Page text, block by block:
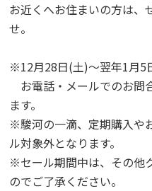
お近くへお住まいの方は、
せ。
※12月28日(土)～翌年1月5
お電話・メールでのお問
ます。
※駿河の一滴、定期購入や
ル対象外となります。
※セール期間中は、その他
のでご了承ください。